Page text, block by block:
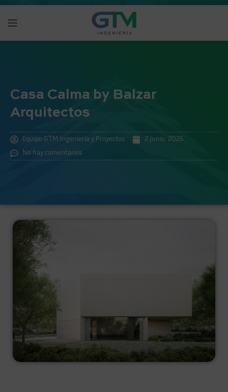
Casa Calma by Balzar
Arquitectos
Equipo GTM Ingeniería y Proyectos 2 junio, 2025
No hay comentarios